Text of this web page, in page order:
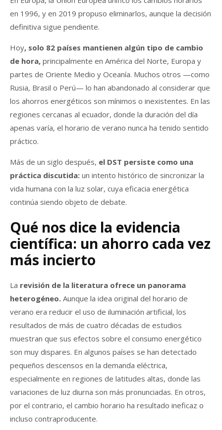
en 1996, y en 2019 propuso eliminarlos, aunque la decisión
definitiva sigue pendiente.
Hoy, solo 82 países mantienen algún tipo de cambio
de hora, principalmente en América del Norte, Europa y
partes de Oriente Medio y Oceanía. Muchos otros —como
Rusia, Brasil o Perú— lo han abandonado al considerar que
los ahorros energéticos son mínimos o inexistentes. En las
regiones cercanas al ecuador, donde la duración del día
apenas varía, el horario de verano nunca ha tenido sentido
práctico.
Más de un siglo después, el DST persiste como una
práctica discutida: un intento histórico de sincronizar la
vida humana con la luz solar, cuya eficacia energética
continúa siendo objeto de debate.
Qué nos dice la evidencia
científica: un ahorro cada vez
más incierto
La revisión de la literatura ofrece un panorama
heterogéneo. Aunque la idea original del horario de
verano era reducir el uso de iluminación artificial, los
resultados de más de cuatro décadas de estudios
muestran que sus efectos sobre el consumo energético
son muy dispares. En algunos países se han detectado
pequeños descensos en la demanda eléctrica,
especialmente en regiones de latitudes altas, donde las
variaciones de luz diurna son más pronunciadas. En otros,
por el contrario, el cambio horario ha resultado ineficaz o
incluso contraproducente.